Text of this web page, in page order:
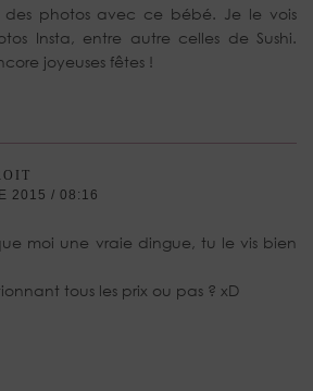
des photos avec ce bébé. Je le vois
Insta, entre autre celles de Sushi.
joyeuses fêtes !
2015 / 08:16
moi une vraie dingue, tu le vis bien
tous les prix ou pas ? xD